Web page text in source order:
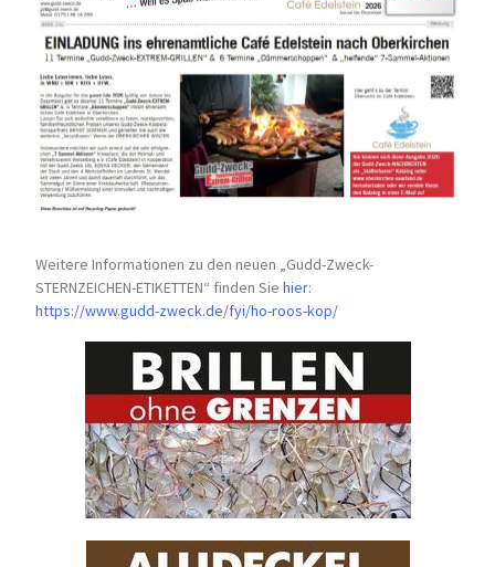
Weitere Informationen zu den neuen „Gudd-Zweck-
STERNZEICHEN-ETIKETTEN“ finden Siehier:
https://www.gudd-zweck.de/fyi/ho-roos-kop/